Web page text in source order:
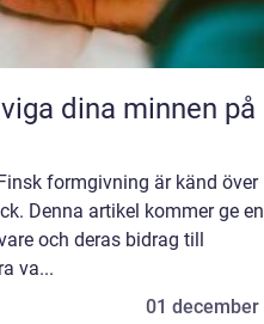
dina minnen på
formgivning är känd över
Denna artikel kommer ge en
och deras bidrag till
va...
01 december